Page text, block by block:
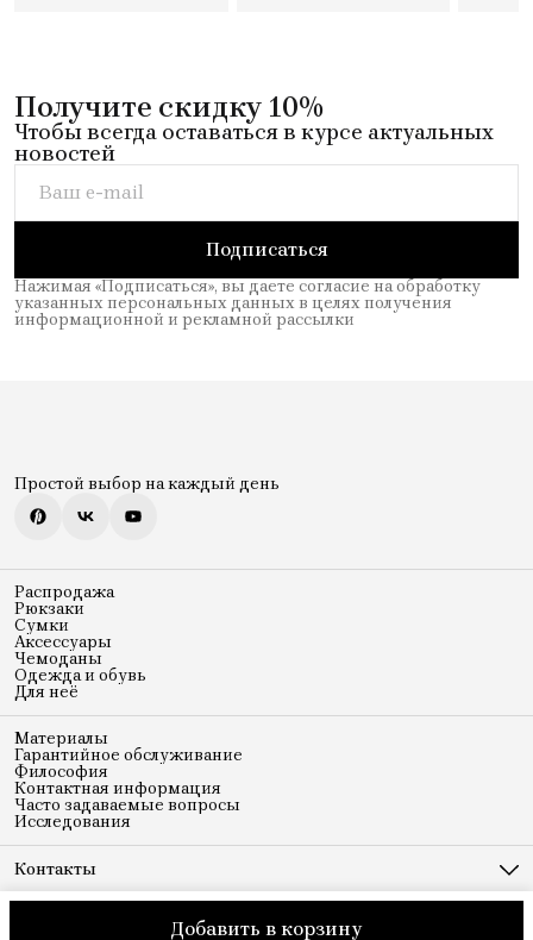
Добавить в корзину
Получите скидку 10%
Чтобы всегда оставаться в курсе актуальных
новостей
Подписаться
Нажимая «Подписаться», вы даете согласие на обработку
указанных персональных данных в целях получения
информационной и рекламной рассылки
Простой выбор на каждый день
Распродажа
Рюкзаки
Сумки
Аксессуары
Чемоданы
Одежда и обувь
Для неё
Материалы
Гарантийное обслуживание
Философия
Контактная информация
Часто задаваемые вопросы
Исследования
Контакты
Адрес
ДоставкаПравила возврата